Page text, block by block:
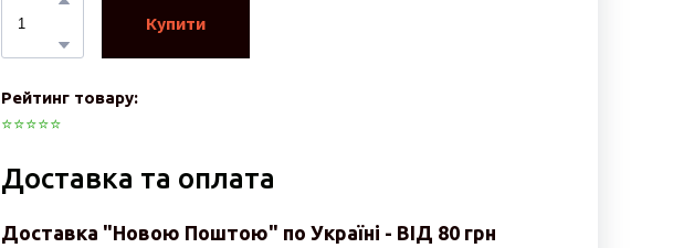
Купити
Рейтинг товару:
⭐️⭐️⭐️⭐️⭐️
Доставка та оплата
Доставка "Новою Поштою" по Україні - ВІД 80 грн